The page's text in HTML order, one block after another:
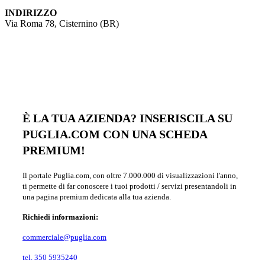
INDIRIZZO
Via Roma 78, Cisternino (BR)
È LA TUA AZIENDA? INSERISCILA SU
PUGLIA.COM CON UNA SCHEDA
PREMIUM!
Il portale Puglia.com, con oltre 7.000.000 di visualizzazioni l'anno,
ti permette di far conoscere i tuoi prodotti / servizi presentandoli in
una pagina premium dedicata alla tua azienda.
Richiedi informazioni:
commerciale@puglia.com
tel. 350 5935240